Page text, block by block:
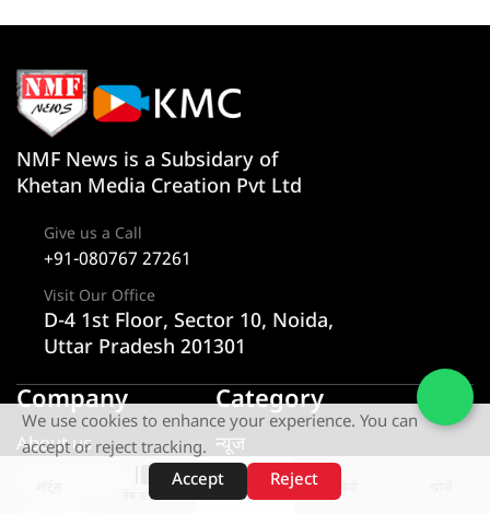
वेब स्टोरीज़
NMF News is a Subsidary of
Khetan Media Creation Pvt Ltd
Give us a Call
+91-080767 27261
Visit Our Office
D-4 1st Floor, Sector 10, Noida,
Uttar Pradesh 201301
Company
About us
Category
न्यूज
राज्य
We use cookies to enhance your experience. You can
accept or reject tracking.
Accept
Reject